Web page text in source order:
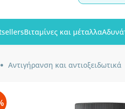
Βιταμίνες και μέταλλα
Αντιγήρανση και αντιοξειδωτικά